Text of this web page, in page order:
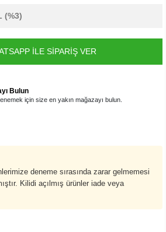
(%3)
İLE SİPARİŞ VER
Bulun
için size en yakın mağazayı bulun.
deneme sırasında zarar gelmemesi
Kilidi açılmış ürünler iade veya